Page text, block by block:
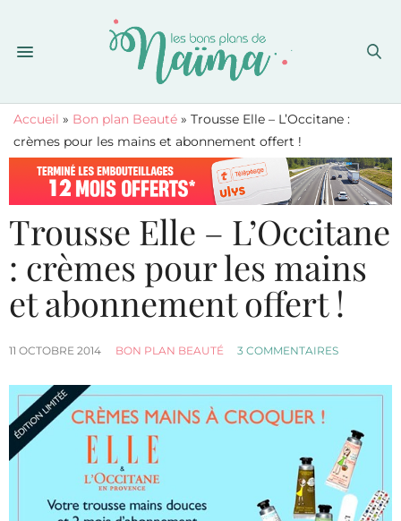
Accueil » Bon plan Beauté » Trousse Elle – L’Occitane :
crèmes pour les mains et abonnement offert !
Trousse Elle – L’Occitane
: crèmes pour les mains
et abonnement offert !
11 OCTOBRE 2014 BON PLAN BEAUTÉ 3 COMMENTAIRES